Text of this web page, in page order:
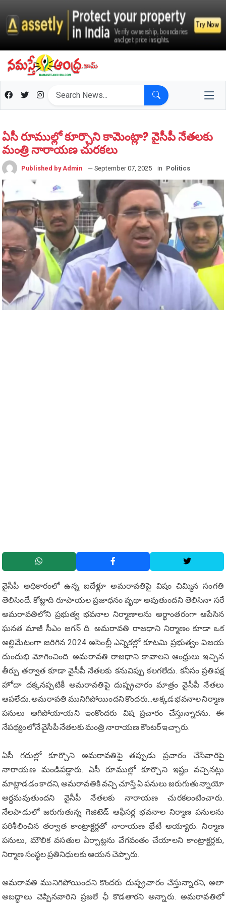
ఏసీ రూముల్లో కూర్చొని కామెంట్లా? వైసీపీ నేతలకు
మంత్రి నారాయణ చురకలు
Published by Admin — September 07, 2025 in Politics
వైసీపీ అధికారంలో ఉన్న ఐదేళ్లూ అమరావతిపై విషం చిమ్మిన సంగతి
తెలిసిందే. కోట్లాది రూపాయల ప్రజాధనం వృథా అవుతుందని తెలిసినా సరే
అమరావతిలోని ప్రభుత్వ భవనాల నిర్మాణాలను అర్థాంతరంగా ఆపేసిన
ఘనత మాజీ సీఎం జగన్ ది. అమరావతి రాజధాని నిర్మాణం కూడా ఒక
అల్టిమేటంగా జరిగిన 2024 అసెంబ్లీ ఎన్నికల్లో కూటమి ప్రభుత్వం విజయ
దుందుభి మోగించింది. అమరావతి రాజధాని కావాలని ఆంధ్రులు ఇచ్చిన
తీర్పు తర్వాత కూడా వైసీపీ నేతలకు కనువిప్పు కలగలేదు. కనీసం ప్రతిపక్ష
హోదా దక్కనప్పటికీ అమరావతిపై దుష్ప్రచారం మాత్రం వైసీపీ నేతలు
ఆపలేదు. అమరావతి మునిగిపోయిందని కొందరు...అక్కడ భవనాల నిర్మాణ
పనులు ఆగిపోయాయని ఇంకొందరు విష ప్రచారం చేస్తున్నారను. ఈ
నేపథ్యంలోనే వైసీపీ నేతలకు మంత్రి నారాయణ కౌంటర్ ఇచ్చారు.
ఏసీ గదుల్లో కూర్చొని అమరావతిపై తప్పుడు ప్రచారం చేసేవారిపై
నారాయణ మండిపడ్డారు. ఏసీ రూముల్లో కూర్చొని ఇష్టం వచ్చినట్లు
మాట్లాడడం కాదని, అమరావతికి వచ్చి చూస్తే ఏ పనులు జరుగుతున్నాయో
అర్థమవుతుందని వైసీపీ నేతలకు నారాయణ చురకలంటించారు.
నేలపాడులో జరుగుతున్న గెజిటెడ్ ఆఫీసర్ల భవనాల నిర్మాణ పనులను
పరిశీలించిన తర్వాత కాంట్రాక్టర్లతో నారాయణ భేటీ అయ్యారు. నిర్మాణ
పనులు, మౌలిక వసతుల ఏర్పాట్లను వేగవంతం చేయాలని కాంట్రాక్టర్లకు,
నిర్మాణ సంస్థల ప్రతినిధులకు ఆయన చెప్పారు.
అమరావతి మునిగిపోయిందని కొందరు దుష్ప్రచారం చేస్తున్నారని, అలా
అబద్ధాలు చెప్పినవారిని ప్రజలే ఛీ కొడతారని అన్నారు. అమరావతిలో